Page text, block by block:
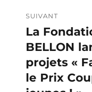
SUIVANT
Publication
suivante :
La
BELLON
projets «
le Prix